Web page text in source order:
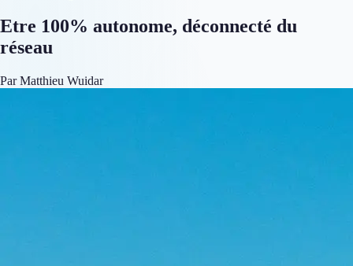
Etre 100% autonome, déconnecté du
réseau
Par Matthieu Wuidar